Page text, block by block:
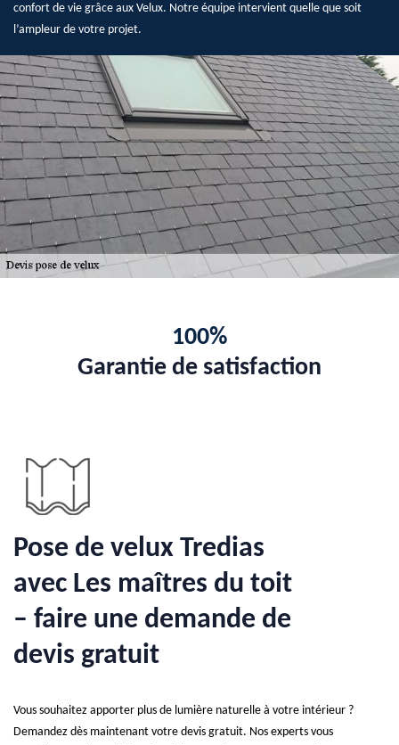
confort de vie grâce aux Velux. Notre équipe intervient quelle que soit
l’ampleur de votre projet.
100%
Garantie de satisfaction
Pose de velux Tredias
avec Les maîtres du toit
– faire une demande de
devis gratuit
Vous souhaitez apporter plus de lumière naturelle à votre intérieur ?
Demandez dès maintenant votre devis gratuit. Nos experts vous